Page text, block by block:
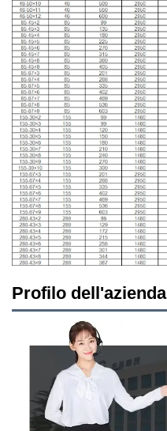
Profilo dell'azienda